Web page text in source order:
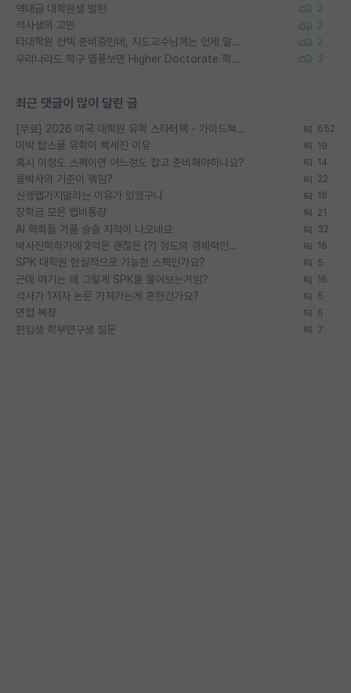
역대급 대학원생 빌런 2
석사생의 고민 2
타대학원 컨텍 준비중인데, 지도교수님께는 언제 말씀드려야 할까요? 2
우리나라도 학구 열풍보면 Higher Doctorate 학위가 필요하다고 봅니다. 3
최근 댓글이 많이 달린 글
[무료] 2026 미국 대학원 유학 스타터팩 - 가이드북 & 합격자 컨택메일 템플릿 652
미박 탑스쿨 유학이 빡세진 이유 19
혹시 이정도 스펙이면 어느정도 잡고 준비해야하나요? 14
물박사의 기준이 뭐임? 22
신생랩가지말라는 이유가 있었구나 16
장학금 모은 랩비통장 21
AI 학회들 거품 슬슬 지적이 나오네요 32
박사진학하기에 2억은 괜찮은 (?) 정도의 경제력인가요 16
SPK 대학원 현실적으로 가능한 스펙인가요? 5
근데 여기는 왜 그렇게 SPK를 물어보는거임? 16
석사가 1저자 논문 가져가는게 흔한건가요? 5
면접 복장 5
편입생 학부연구생 질문 7